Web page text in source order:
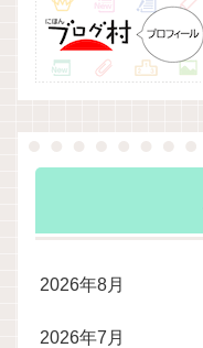
2026年8月
2026年7月